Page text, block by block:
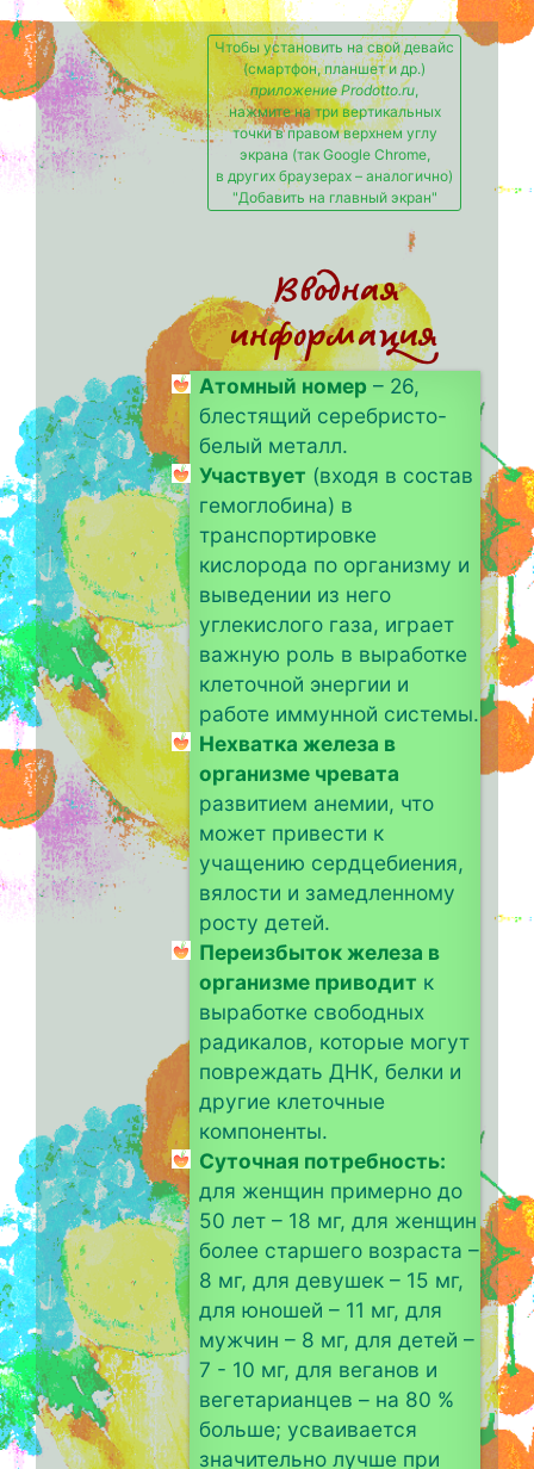
Чтобы установить на свой девайс
(смартфон, планшет и др.)
приложение Prodotto.ru,
нажмите на три вертикальных
точки в правом верхнем углу
экрана (так Google Chrome,
в других браузерах – аналогично)
"Добавить на главный экран"
Вводная
информация
Атомный номер – 26,
блестящий серебристо-
белый металл.
Участвует (входя в состав
гемоглобина) в
транспортировке
кислорода по организму и
выведении из него
углекислого газа, играет
важную роль в выработке
клеточной энергии и
работе иммунной системы.
Нехватка железа в
организме чревата
развитием анемии, что
может привести к
учащению сердцебиения,
вялости и замедленному
росту детей.
Переизбыток железа в
организме приводит к
выработке свободных
радикалов, которые могут
повреждать ДНК, белки и
другие клеточные
компоненты.
Суточная потребность:
для женщин примерно до
50 лет – 18 мг, для женщин
более старшего возраста –
8 мг, для девушек – 15 мг,
для юношей – 11 мг, для
мужчин – 8 мг, для детей –
7 - 10 мг, для веганов и
вегетарианцев – на 80 %
больше; усваивается
значительно лучше при